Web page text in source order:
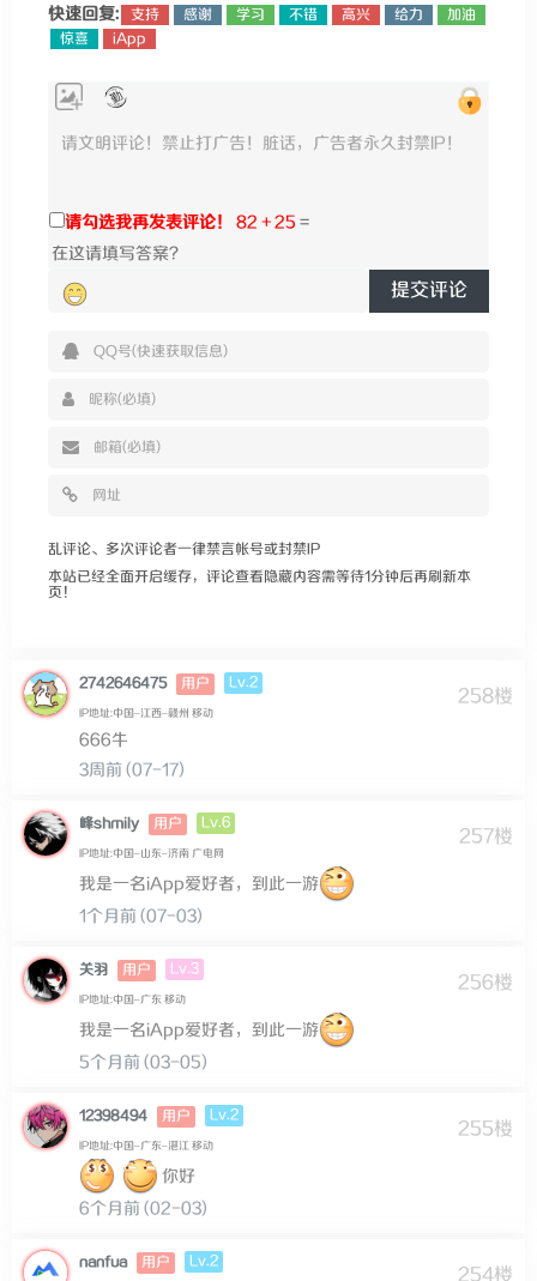
快速回复: 支持 感谢 学习 不错 高兴 给力
加油
惊喜
iApp
请勾选我再发表评论！ 82 + 25 =
提交评论
乱评论、多次评论者一律禁言帐号或封禁IP
本站已经全面开启缓存，评论查看隐藏内容需等待1分钟后再刷新本
页！
258楼
2742646475 用户 Lv.2
IP地址:中国–江西–赣州 移动
666牛
3周前 (07-17)
257楼
峰shmily 用户 Lv.6
IP地址:中国–山东–济南 广电网
我是一名iApp爱好者，到此一游
1个月前 (07-03)
256楼
关羽 用户 Lv.3
IP地址:中国–广东 移动
我是一名iApp爱好者，到此一游
5个月前 (03-05)
255楼
12398494 用户 Lv.2
IP地址:中国–广东–湛江 移动
你好
6个月前 (02-03)
254楼
nanfua 用户 Lv.2